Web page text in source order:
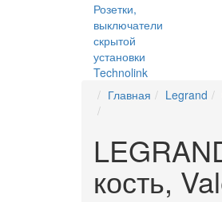
Розетки,
выключатели
скрытой
установки
Technolink
Главная Legrand
кость,